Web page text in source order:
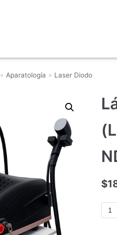
» Aparatología » Laser Diodo
$